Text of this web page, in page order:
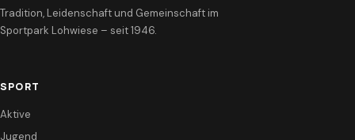
Tradition, Leidenschaft und Gemeinschaft im
Sportpark Lohwiese – seit 1946.
SPORT
Aktive
Jugend